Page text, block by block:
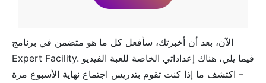
الآن، بعد أن أخبرتك، سأفعل كل ما هو متضمن في برنامج
Expert Facility. فيما يلي، هناك إعداداتي الخاصة للعبة الفيديو
– اكتشف ما إذا كنت تقوم بتدريس اجتماع نهاية الأسبوع مرة